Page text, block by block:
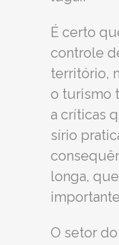
É certo
controle
território,
o turismo
a críticas
sírio
longa,
O setor